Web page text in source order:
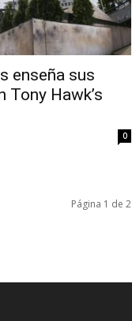
enseña sus
Tony Hawk’s
0
Página 1 de 2